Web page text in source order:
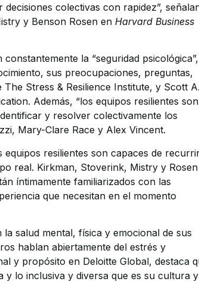
colectivas con rapidez”,
y Benson Rosen en Harvard Business
la “seguridad
sus preocupaciones, preguntas,
Stress & Resilience Institute, y Scott A.
Además, “los equipos resilientes son
y resolver colectivamente los
Mary-Clare Race y Alex Vincent.
resilientes son capaces de
real. Kirkman, Stoverink, Mistry y Rosen
íntimamente familiarizados con las
que necesitan en el momento
salud mental, física y emocional de sus
hablan abiertamente del estrés y
y propósito en Deloitte Global, destaca
y lo inclusiva y diversa que es su cultura y